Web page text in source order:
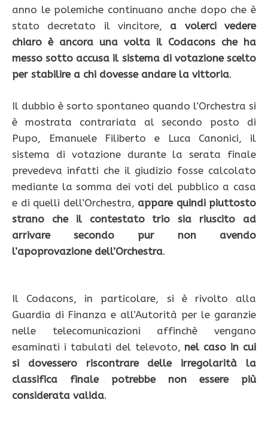
anno le polemiche continuano anche dopo che è
stato decretato il vincitore, a volerci vedere
chiaro è ancora una volta il Codacons che ha
messo sotto accusa il sistema di votazione scelto
per stabilire a chi dovesse andare la vittoria.
Il dubbio è sorto spontaneo quando l’Orchestra si
è mostrata contrariata al secondo posto di
Pupo, Emanuele Filiberto e Luca Canonici, il
sistema di votazione durante la serata finale
prevedeva infatti che il giudizio fosse calcolato
mediante la somma dei voti del pubblico a casa
e di quelli dell’Orchestra, appare quindi piuttosto
strano che il contestato trio sia riuscito ad
arrivare secondo pur non avendo
l’apoprovazione dell’Orchestra.
Il Codacons, in particolare, si è rivolto alla
Guardia di Finanza e all’Autorità per le garanzie
nelle telecomunicazioni affinchè vengano
esaminati i tabulati del televoto, nel caso in cui
si dovessero riscontrare delle irregolarità la
classifica finale potrebbe non essere più
considerata valida.